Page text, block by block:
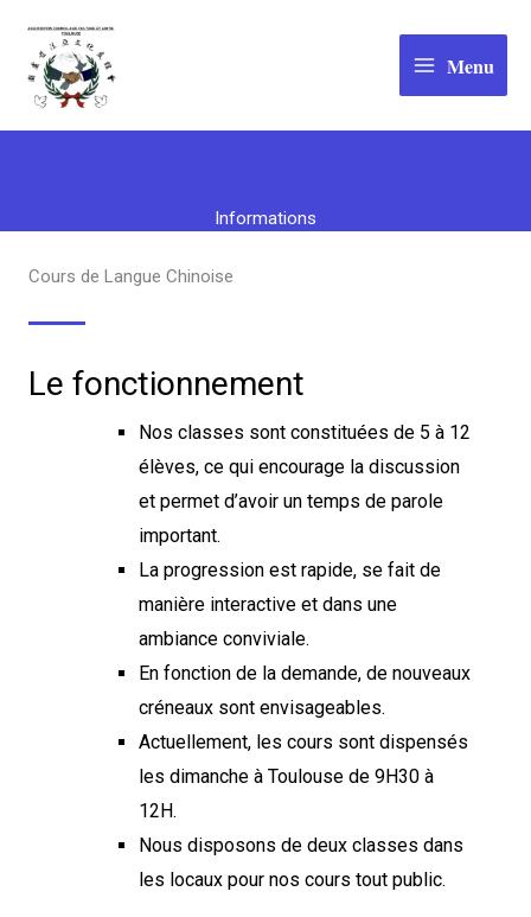
contenu
Menu
Informations
Cours de Langue Chinoise
Le fonctionnement
Nos classes sont constituées de 5 à 12
élèves, ce qui encourage la discussion
et permet d’avoir un temps de parole
important.
La progression est rapide, se fait de
manière interactive et dans une
ambiance conviviale.
En fonction de la demande, de nouveaux
créneaux sont envisageables.
Actuellement, les cours sont dispensés
les dimanche à Toulouse de 9H30 à
12H.
Nous disposons de deux classes dans
les locaux pour nos cours tout public.